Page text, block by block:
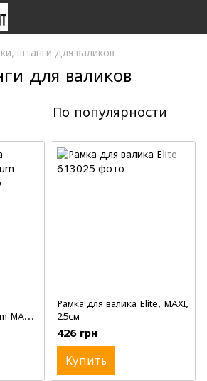
штанги для валиков
для валиков
По популярности
MAXI,
Рамка для валика Elite, MAXI,
25см
426 грн
Купить